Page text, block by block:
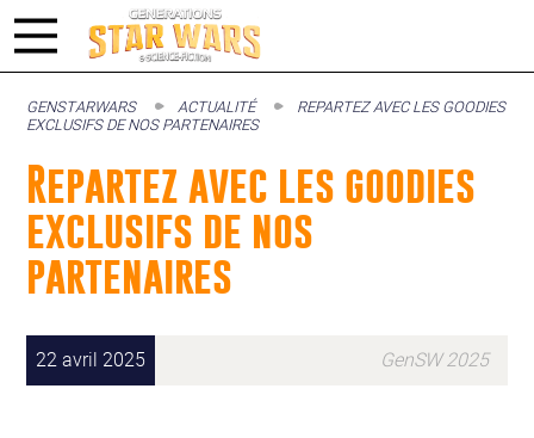
GENSTARWARS ACTUALITÉ
REPARTEZ AVEC LES GOODIES
EXCLUSIFS DE NOS PARTENAIRES
Repartez avec les goodies
exclusifs de nos
partenaires
22 avril 2025 GenSW 2025